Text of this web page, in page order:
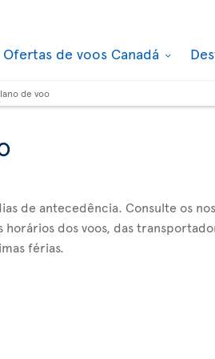
Ofertas de voos Canadá
de voo
de antecedência. Consulte os
dos voos, das
férias.